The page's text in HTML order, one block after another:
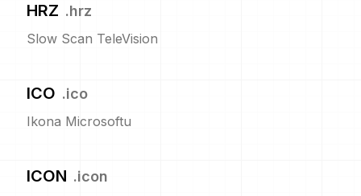
HRZ .hrz
Slow Scan TeleVision
ICO .ico
Ikona Microsoftu
ICON .icon